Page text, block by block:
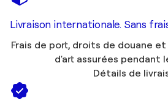
Livraison internationale. Sans
Frais de port, droits de douane
d'art assurées pendant
Détails de